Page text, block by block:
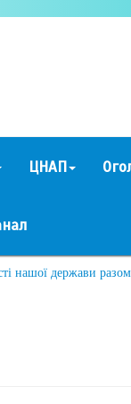
ЦНАП
нашої держави